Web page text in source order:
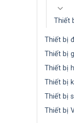
Thiết
Thiết bị
Thiết bị
Thiết bị
Thiết bị
Thiết bị
Thiết bị